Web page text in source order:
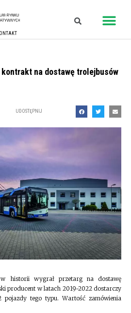
na dostawę trolejbusów
UDOSTĘPNIJ
historii wygrał przetarg na dostawę
producent w latach 2019-2022 dostarczy
pojazdy tego typu. Wartość zamówienia